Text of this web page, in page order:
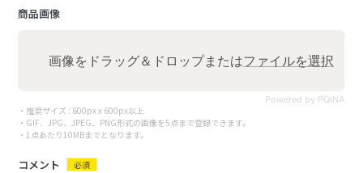
商品画像
Powered by PQINA
画像をドラッグ＆ドロップまたはファイルを選択
・推奨サイズ : 600px x 600px以上
・GIF、JPG、JPEG、PNG形式の画像を5点まで登録できます。
・1点あたり10MBまでとなります。
コメント 必須